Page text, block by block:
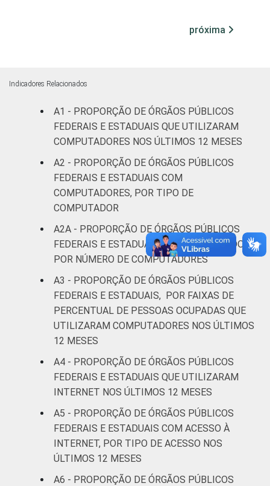
¹Base: 1.648 órgãos públicos federais e
próxima
Indicadores Relacionados
A1 - PROPORÇÃO DE ÓRGÃOS PÚBLICOS
FEDERAIS E ESTADUAIS QUE UTILIZARAM
COMPUTADORES NOS ÚLTIMOS 12 MESES
A2 - PROPORÇÃO DE ÓRGÃOS PÚBLICOS
FEDERAIS E ESTADUAIS COM
COMPUTADORES, POR TIPO DE
COMPUTADOR
A2A - PROPORÇÃO DE ÓRGÃOS PÚBLICOS
FEDERAIS E ESTADUAIS COM COMPUTADOR,
POR NÚMERO DE COMPUTADORES
A3 - PROPORÇÃO DE ÓRGÃOS PÚBLICOS
FEDERAIS E ESTADUAIS, POR FAIXAS DE
PERCENTUAL DE PESSOAS OCUPADAS QUE
UTILIZARAM COMPUTADORES NOS ÚLTIMOS
12 MESES
A4 - PROPORÇÃO DE ÓRGÃOS PÚBLICOS
FEDERAIS E ESTADUAIS QUE UTILIZARAM
INTERNET NOS ÚLTIMOS 12 MESES
A5 - PROPORÇÃO DE ÓRGÃOS PÚBLICOS
FEDERAIS E ESTADUAIS COM ACESSO À
INTERNET, POR TIPO DE ACESSO NOS
ÚLTIMOS 12 MESES
A6 - PROPORÇÃO DE ÓRGÃOS PÚBLICOS